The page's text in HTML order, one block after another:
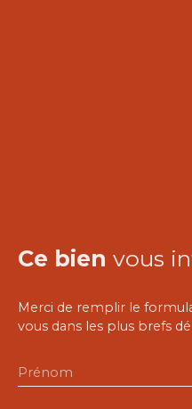
Ce bien vous
Merci de remplir le
vous dans les plus brefs
Prénom